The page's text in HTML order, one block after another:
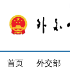
首页 外交部